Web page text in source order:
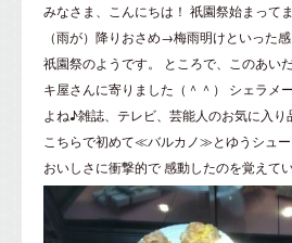
みなさま、こんにちは！ 祇園祭始まって
（雨が）降りおさめ→梅雨明けといった
祇園祭のようです。 ところで、このあい
キ屋さんに寄りました（＾＾） シェラメ
よね♪雑誌、テレビ、芸能人のお気に入り
こちらで初めて≪バルカノ≫とゆうシュ
おいしさに衝撃的で 感動したのを覚えて